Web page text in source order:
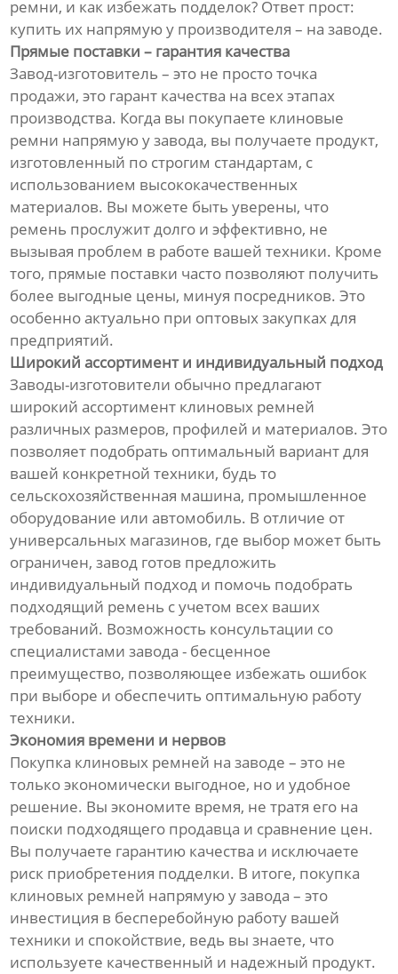
ремни, и как избежать подделок? Ответ прост:
купить их напрямую у производителя – на заводе.
Прямые поставки – гарантия качества
Завод-изготовитель – это не просто точка
продажи, это гарант качества на всех этапах
производства. Когда вы покупаете клиновые
ремни напрямую у завода, вы получаете продукт,
изготовленный по строгим стандартам, с
использованием высококачественных
материалов. Вы можете быть уверены, что
ремень прослужит долго и эффективно, не
вызывая проблем в работе вашей техники. Кроме
того, прямые поставки часто позволяют получить
более выгодные цены, минуя посредников. Это
особенно актуально при оптовых закупках для
предприятий.
Широкий ассортимент и индивидуальный подход
Заводы-изготовители обычно предлагают
широкий ассортимент клиновых ремней
различных размеров, профилей и материалов. Это
позволяет подобрать оптимальный вариант для
вашей конкретной техники, будь то
сельскохозяйственная машина, промышленное
оборудование или автомобиль. В отличие от
универсальных магазинов, где выбор может быть
ограничен, завод готов предложить
индивидуальный подход и помочь подобрать
подходящий ремень с учетом всех ваших
требований. Возможность консультации со
специалистами завода - бесценное
преимущество, позволяющее избежать ошибок
при выборе и обеспечить оптимальную работу
техники.
Экономия времени и нервов
Покупка клиновых ремней на заводе – это не
только экономически выгодное, но и удобное
решение. Вы экономите время, не тратя его на
поиски подходящего продавца и сравнение цен.
Вы получаете гарантию качества и исключаете
риск приобретения подделки. В итоге, покупка
клиновых ремней напрямую у завода – это
инвестиция в бесперебойную работу вашей
техники и спокойствие, ведь вы знаете, что
используете качественный и надежный продукт.